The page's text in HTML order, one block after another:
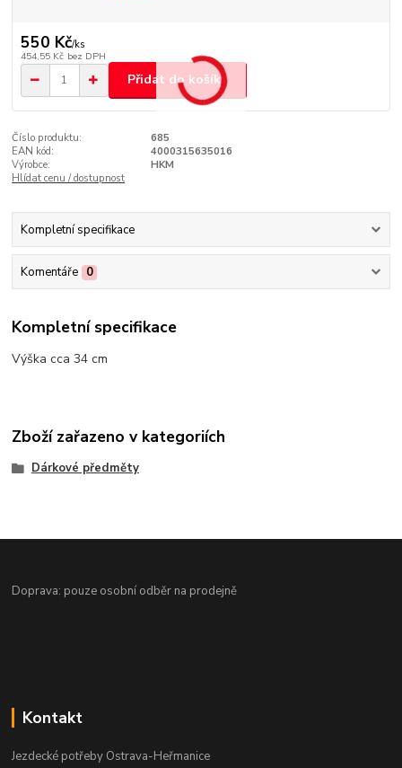
550 Kč/ks
454,55 Kč bez DPH
Přidat do košíku
Číslo produktu:
685
EAN kód:
4000315635016
Výrobce:
HKM
Hlídat cenu / dostupnost
Kompletní specifikace
Komentáře 0
Kompletní specifikace
Výška cca 34 cm
Zboží zařazeno v kategoriích
Dárkové předměty
Doprava: pouze osobní odběr na prodejně
Kontakt
Jezdecké potřeby Ostrava-Heřmanice